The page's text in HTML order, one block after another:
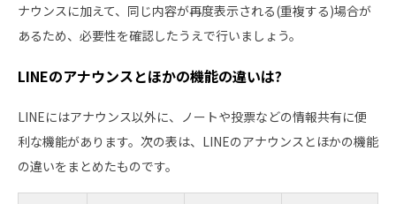
ナウンスに加えて、同じ内容が再度表示される(重複する)場合が
あるため、必要性を確認したうえで行いましょう。
LINEのアナウンスとほかの機能の違いは?
LINEにはアナウンス以外に、ノートや投票などの情報共有に便
利な機能があります。次の表は、LINEのアナウンスとほかの機能
の違いをまとめたものです。